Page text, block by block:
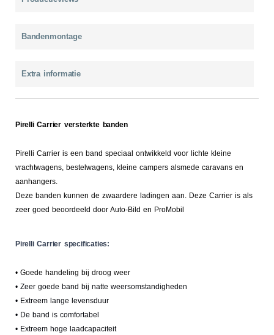
Bandenmontage
Extra informatie
Pirelli Carrier versterkte banden
Pirelli Carrier is een band speciaal ontwikkeld voor lichte kleine
vrachtwagens, bestelwagens, kleine campers alsmede caravans en
aanhangers.
Deze banden kunnen de zwaardere ladingen aan. Deze Carrier is als
zeer goed beoordeeld door Auto-Bild en ProMobil
Pirelli Carrier specificaties:
• Goede handeling bij droog weer
• Zeer goede band bij natte weersomstandigheden
• Extreem lange levensduur
• De band is comfortabel
• Extreem hoge laadcapaciteit